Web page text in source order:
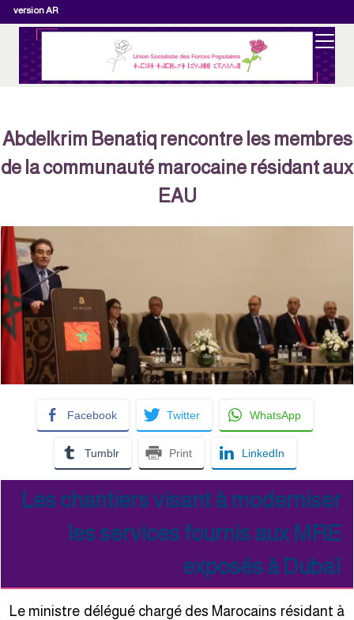
version AR
Abdelkrim Benatiq rencontre les
de la communauté marocaine résidant
EAU
Facebook Twitter WhatsApp
Tumblr Print LinkedIn
Les chantiers visant à moderniser
les services fournis aux MRE
exposés à Dubaï
Le ministre délégué chargé des Marocains résidant à